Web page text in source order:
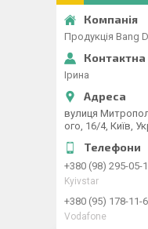
Продукція Bang
Ірина
вулиця
ого, 16/4, Київ,
+380 (98) 295-05-
Kyivstar
+380 (95) 178-11-
Vodafone